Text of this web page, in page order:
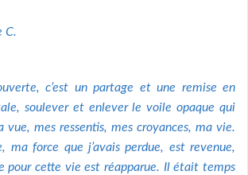
C.
c’est un partage et une remise en
soulever et enlever le voile opaque qui
vue, mes ressentis, mes croyances, ma vie.
ma force que j’avais perdue, est revenue,
pour cette vie est réapparue. Il était temps